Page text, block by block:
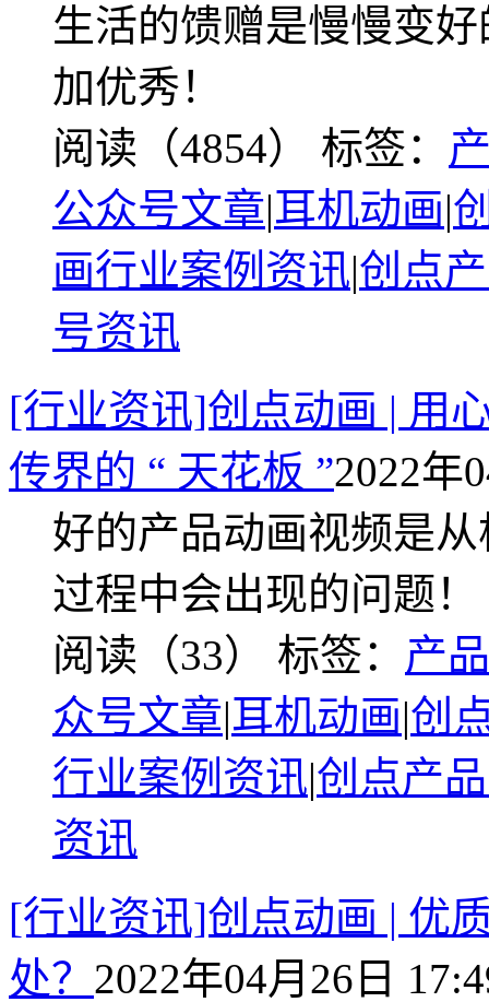
生活的馈赠是慢慢变
加优秀！
阅读（4854） 标签：
公众号文章|耳机动画|
画行业案例资讯|创点
号资讯
[行业资讯]创点动画 | 用
传界的 “ 天花板 ”2022年
好的产品动画视频是
过程中会出现的问题！
阅读（33） 标签： 产
众号文章|耳机动画|创
行业案例资讯|创点产
资讯
[行业资讯]创点动画 | 优
处？ 2022年04月26日